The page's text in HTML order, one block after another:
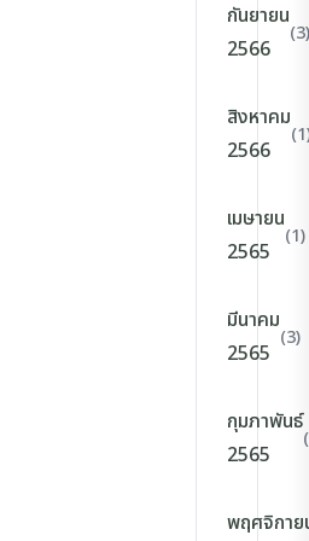
กันยายน
2566
(3)
สิงหาคม
2566
เมษายน
2565
(1)
มีนาคม
2565
(3)
กุมภาพันธ์
2565
พฤศจิกาย